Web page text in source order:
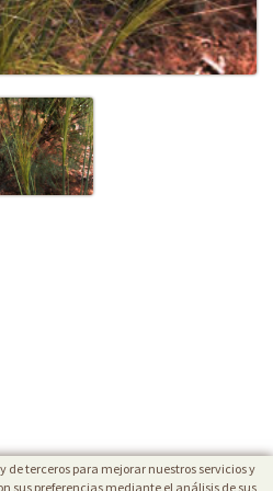
de terceros para mejorar nuestros servicios y
sus preferencias mediante el análisis de sus